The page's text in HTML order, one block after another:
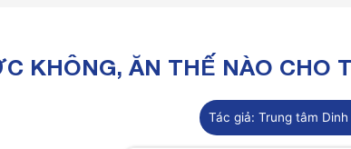
KHÔNG, ĂN THẾ NÀO CHO
Tác giả: Trung tâm